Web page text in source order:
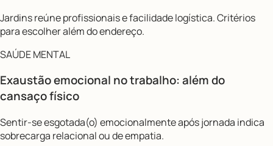
Jardins reúne profissionais e facilidade logística. Critérios
para escolher além do endereço.
SAÚDE MENTAL
Exaustão emocional no trabalho: além do
cansaço físico
Sentir-se esgotada(o) emocionalmente após jornada indica
sobrecarga relacional ou de empatia.